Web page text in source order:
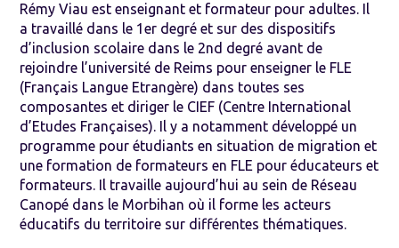
Rémy Viau est enseignant et formateur pour adultes. Il
a travaillé dans le 1er degré et sur des dispositifs
d’inclusion scolaire dans le 2nd degré avant de
rejoindre l’université de Reims pour enseigner le FLE
(Français Langue Etrangère) dans toutes ses
composantes et diriger le CIEF (Centre International
d’Etudes Françaises). Il y a notamment développé un
programme pour étudiants en situation de migration et
une formation de formateurs en FLE pour éducateurs et
formateurs. Il travaille aujourd’hui au sein de Réseau
Canopé dans le Morbihan où il forme les acteurs
éducatifs du territoire sur différentes thématiques.